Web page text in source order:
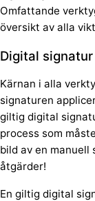
Omfattande
översikt av alla
Digital
Kärnan i alla
signaturen
giltig digital
process som
bild av en
åtgärder!
En giltig digital